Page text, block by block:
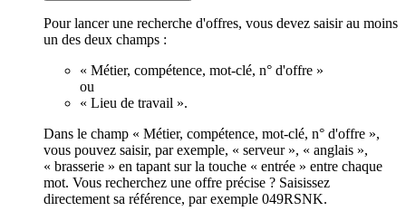
Pour lancer une recherche d'offres, vous devez saisir au moins
un des deux champs :
« Métier, compétence, mot-clé, n° d'offre »
ou
« Lieu de travail ».
Dans le champ « Métier, compétence, mot-clé, n° d'offre »,
vous pouvez saisir, par exemple, « serveur », « anglais »,
« brasserie » en tapant sur la touche « entrée » entre chaque
mot. Vous recherchez une offre précise ? Saisissez
directement sa référence, par exemple 049RSNK.